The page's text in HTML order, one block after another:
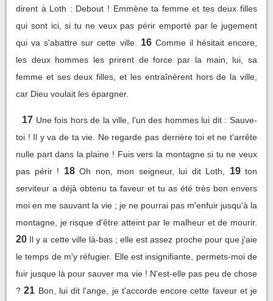
dirent à Loth : Debout ! Emmène ta femme et tes deux filles
qui sont ici, si tu ne veux pas périr emporté par le jugement
qui va s'abattre sur cette ville.
16 Comme il hésitait encore,
les deux hommes les prirent de force par la main, lui, sa
femme et ses deux filles, et les entraînèrent hors de la ville,
car Dieu voulait les épargner.
17 Une fois hors de la ville, l'un des hommes lui dit : Sauve-
toi ! Il y va de ta vie. Ne regarde pas derrière toi et ne t'arrête
nulle part dans la plaine ! Fuis vers la montagne si tu ne veux
pas périr !
18 Oh non, mon seigneur, lui dit Loth, 19 ton
serviteur a déjà obtenu ta faveur et tu as été très bon envers
moi en me sauvant la vie ; je ne pourrai pas m'enfuir jusqu'à la
montagne, je risque d'être atteint par le malheur et de mourir.
20 Il y a cette ville là-bas ; elle est assez proche pour que j'aie
le temps de m'y réfugier. Elle est insignifiante, permets-moi de
fuir jusque là pour sauver ma vie ! N'est-elle pas peu de chose
? 21 Bon, lui dit l'ange, je t'accorde encore cette faveur et je